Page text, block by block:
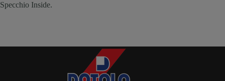
Specchio Inside.